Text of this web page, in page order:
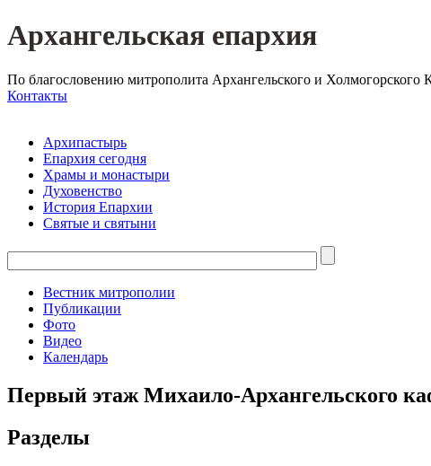
Архангельская епархия
По благословению митрополита Архангельского и Холмогорского
Контакты
Архипастырь
Епархия сегодня
Храмы и монастыри
Духовенство
История Епархии
Святые и святыни
Вестник митрополии
Публикации
Фото
Видео
Календарь
Первый этаж Михаило-Архангельского
Разделы